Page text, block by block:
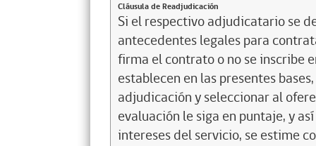
Cláusula de Readjudicación
Si el respectivo adjudicatario se
antecedentes legales para
firma el contrato o no se inscribe
establecen en las presentes
adjudicación y seleccionar al
evaluación le siga en puntaje, y
intereses del servicio, se estime